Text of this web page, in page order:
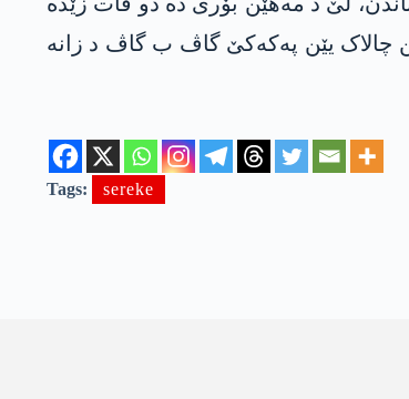
چالاک یێن په‌كه‌كێ گاڤ ب گاڤ د زانه‌
Tags: sereke